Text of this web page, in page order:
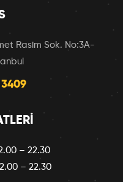
Rasim Sok. No:3A-
– 22.30
– 22.30